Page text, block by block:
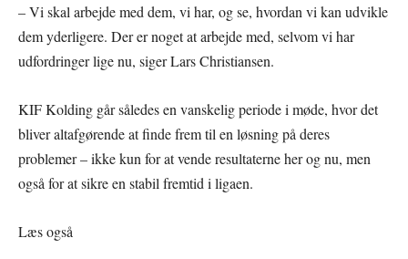
– Vi skal arbejde med dem, vi har, og se, hvordan vi kan udvikle
dem yderligere. Der er noget at arbejde med, selvom vi har
udfordringer lige nu, siger Lars Christiansen.
KIF Kolding går således en vanskelig periode i møde, hvor det
bliver altafgørende at finde frem til en løsning på deres
problemer – ikke kun for at vende resultaterne her og nu, men
også for at sikre en stabil fremtid i ligaen.
Læs også